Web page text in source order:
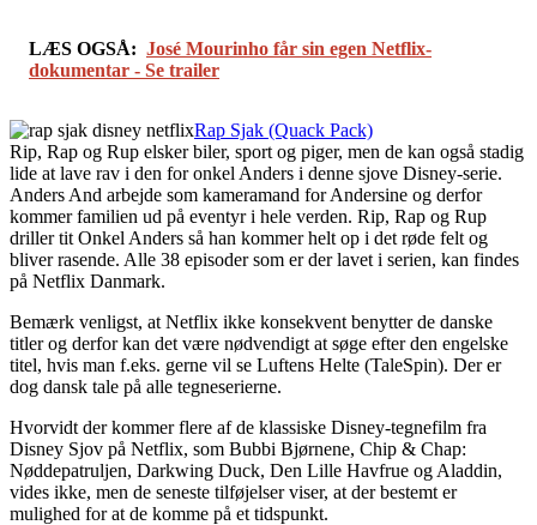
LÆS OGSÅ: José Mourinho får sin egen Netflix-
dokumentar - Se trailer
Rap Sjak (Quack Pack)
Rip, Rap og Rup elsker biler, sport og piger, men de kan også stadig
lide at lave rav i den for onkel Anders i denne sjove Disney-serie.
Anders And arbejde som kameramand for Andersine og derfor
kommer familien ud på eventyr i hele verden. Rip, Rap og Rup
driller tit Onkel Anders så han kommer helt op i det røde felt og
bliver rasende. Alle 38 episoder som er der lavet i serien, kan findes
på Netflix Danmark.
Bemærk venligst, at Netflix ikke konsekvent benytter de danske
titler og derfor kan det være nødvendigt at søge efter den engelske
titel, hvis man f.eks. gerne vil se Luftens Helte (TaleSpin). Der er
dog dansk tale på alle tegneserierne.
Hvorvidt der kommer flere af de klassiske Disney-tegnefilm fra
Disney Sjov på Netflix, som Bubbi Bjørnene, Chip & Chap:
Nøddepatruljen, Darkwing Duck, Den Lille Havfrue og Aladdin,
vides ikke, men de seneste tilføjelser viser, at der bestemt er
mulighed for at de komme på et tidspunkt.